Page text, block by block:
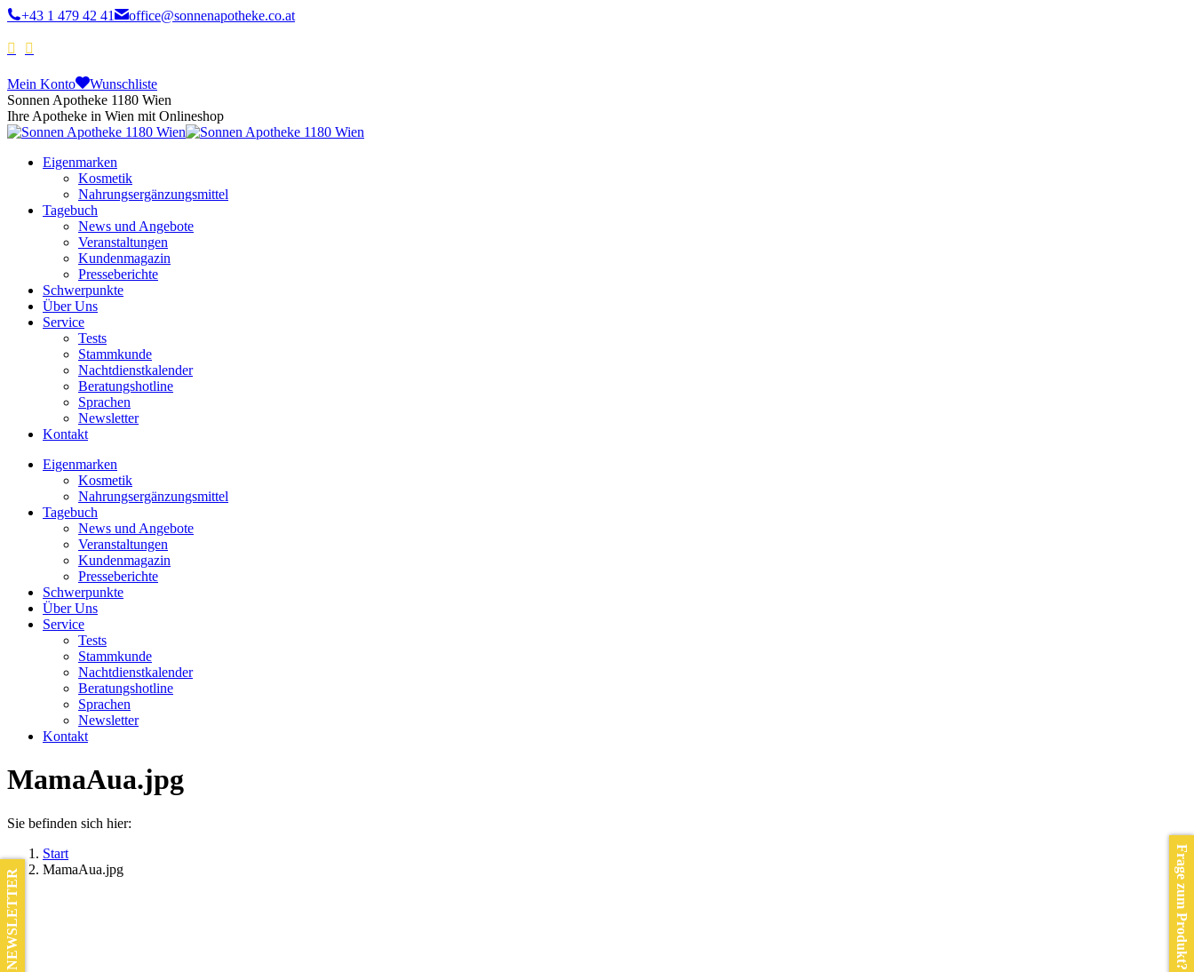
+43 1 479 42 41 office@sonnenapotheke.co.at
Mein Konto
Wunschliste
Sonnen Apotheke 1180 Wien
Ihre Apotheke in Wien mit Onlineshop
Eigenmarken
Kosmetik
Nahrungsergänzungsmittel
Tagebuch
News und Angebote
Veranstaltungen
Kundenmagazin
Presseberichte
Schwerpunkte
Über Uns
Service
Tests
Stammkunde
Nachtdienstkalender
Beratungshotline
Sprachen
Newsletter
Kontakt
Eigenmarken
Kosmetik
Nahrungsergänzungsmittel
Tagebuch
News und Angebote
Veranstaltungen
Kundenmagazin
Presseberichte
Schwerpunkte
Über Uns
Service
Tests
Stammkunde
Nachtdienstkalender
Beratungshotline
Sprachen
Newsletter
Kontakt
MamaAua.jpg
Sie befinden sich hier:
Start
MamaAua.jpg
Frage zum Produkt?
NEWSLETTER